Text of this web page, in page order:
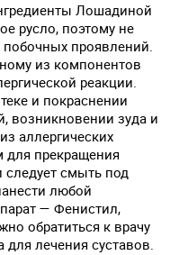
Лошадиной
русло, поэтому не
побочных проявлений.
из компонентов
реакции.
и покраснении
возникновении зуда и
аллергических
для прекращения
следует смыть под
любой
— Фенистил,
обратиться к врачу
для лечения суставов.